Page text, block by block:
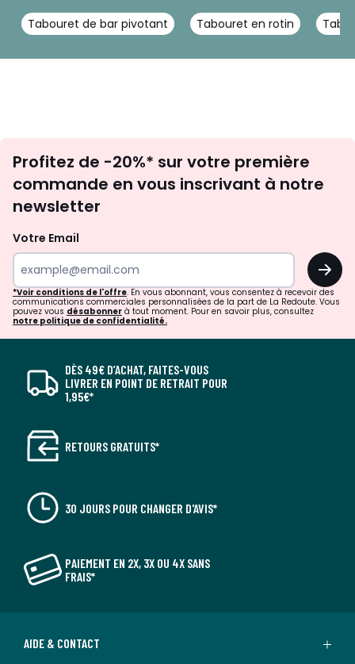
Tabouret de bar pivotant Tabouret en rotin
newsletter
Profitez de -20%* sur votre première
commande en vous inscrivant à notre
newsletter
Votre Email
OK
*Voir conditions de l'offre. En vous abonnant, vous consentez à recevoir des
communications commerciales personnalisées de la part de La Redoute. Vous
pouvez vous désabonner à tout moment. Pour en savoir plus, consultez
notre politique de confidentialité.
DÈS 49€ D’ACHAT, FAITES-VOUS
LIVRER EN POINT DE RETRAIT POUR
1,95€*
RETOURS GRATUITS*
30 JOURS POUR CHANGER D'AVIS*
PAIEMENT EN 2X, 3X OU 4X SANS
FRAIS*
AIDE & CONTACT